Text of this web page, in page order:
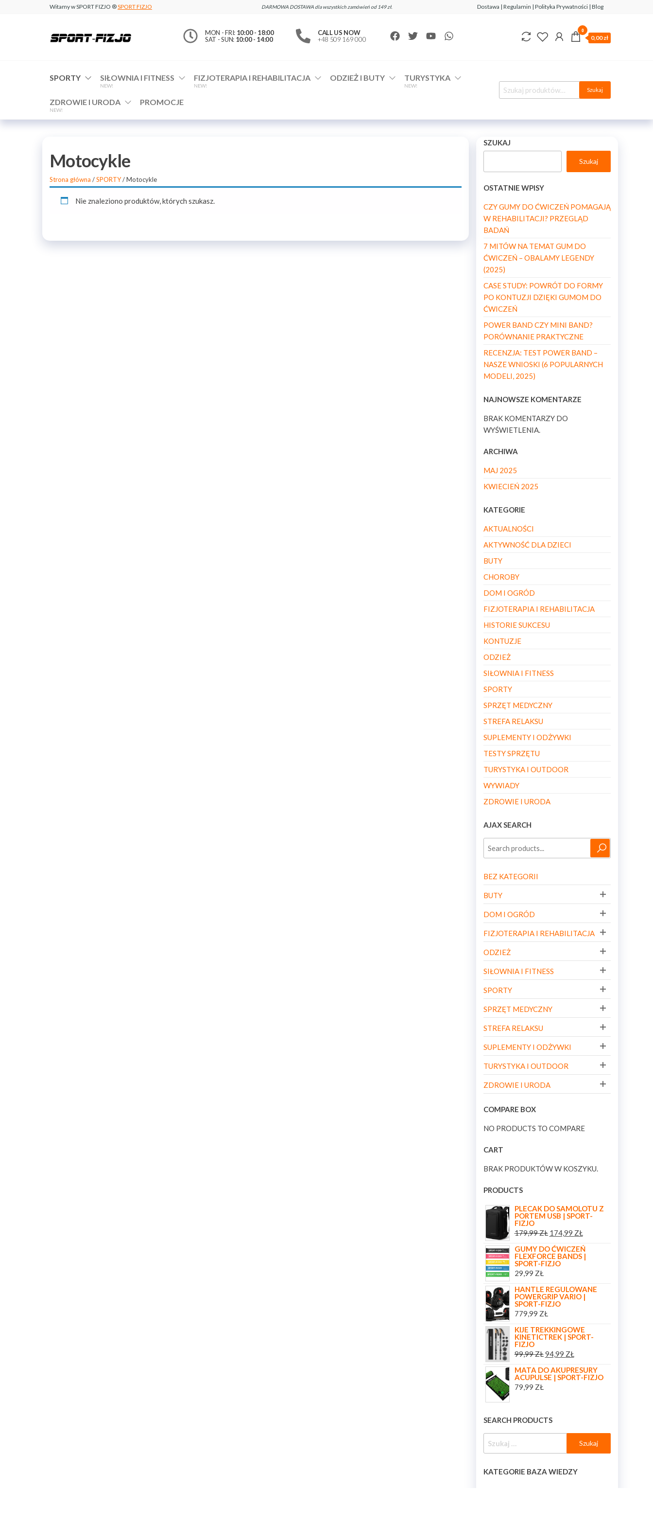
Witamy w SPORT FIZJO ®SPORT FIZJO DARMOWA DOSTAWA dla wszystkich zamówień od 149 zł. Dostawa | Regulamin | Polityka Prywatności | Blog
www.sport-
fizjo.com
MON - FRI: 10:00 - 18:00
SAT - SUN: 10:00 - 14:00
CALL US NOW
+48 509 169 000
0
0,00 zł
SPORTY SIŁOWNIA I FITNESS
NEW!
FIZJOTERAPIA I REHABILITACJA
NEW!
ODZIEŻ I BUTY TURYSTYKA
NEW!
ZDROWIE I URODA
NEW!
PROMOCJE
Szukaj
Motocykle
Strona główna /SPORTY/ Motocykle
Nie znaleziono produktów, których szukasz.
SZUKAJ
Szukaj
OSTATNIE WPISY
CZY GUMY DO ĆWICZEŃ POMAGAJĄ
W REHABILITACJI? PRZEGLĄD
BADAŃ
7 MITÓW NA TEMAT GUM DO
ĆWICZEŃ – OBALAMY LEGENDY
(2025)
CASE STUDY: POWRÓT DO FORMY
PO KONTUZJI DZIĘKI GUMOM DO
ĆWICZEŃ
POWER BAND CZY MINI BAND?
PORÓWNANIE PRAKTYCZNE
RECENZJA: TEST POWER BAND –
NASZE WNIOSKI (6 POPULARNYCH
MODELI, 2025)
NAJNOWSZE KOMENTARZE
BRAK KOMENTARZY DO
WYŚWIETLENIA.
ARCHIWA
MAJ 2025
KWIECIEŃ 2025
KATEGORIE
AKTUALNOŚCI
AKTYWNOŚĆ DLA DZIECI
BUTY
CHOROBY
DOM I OGRÓD
FIZJOTERAPIA I REHABILITACJA
HISTORIE SUKCESU
KONTUZJE
ODZIEŻ
SIŁOWNIA I FITNESS
SPORTY
SPRZĘT MEDYCZNY
STREFA RELAKSU
SUPLEMENTY I ODŻYWKI
TESTY SPRZĘTU
TURYSTYKA I OUTDOOR
WYWIADY
ZDROWIE I URODA
AJAX SEARCH
BEZ KATEGORII
BUTY
DOM I OGRÓD
FIZJOTERAPIA I REHABILITACJA
ODZIEŻ
SIŁOWNIA I FITNESS
SPORTY
SPRZĘT MEDYCZNY
STREFA RELAKSU
SUPLEMENTY I ODŻYWKI
TURYSTYKA I OUTDOOR
ZDROWIE I URODA
COMPARE BOX
NO PRODUCTS TO COMPARE
CART
BRAK PRODUKTÓW W KOSZYKU.
PRODUCTS
PLECAK DO SAMOLOTU Z
PORTEM USB | SPORT-
FIZJO
179,99ZŁ 174,99 ZŁ
GUMY DO ĆWICZEŃ
FLEXFORCE BANDS |
SPORT-FIZJO
29,99 ZŁ
HANTLE REGULOWANE
POWERGRIP VARIO |
SPORT-FIZJO
779,99 ZŁ
KIJE TREKKINGOWE
KINETICTREK | SPORT-
FIZJO
99,99ZŁ94,99 ZŁ
MATA DO AKUPRESURY
ACUPULSE | SPORT-FIZJO
79,99 ZŁ
SEARCH PRODUCTS
KATEGORIE BAZA WIEDZY